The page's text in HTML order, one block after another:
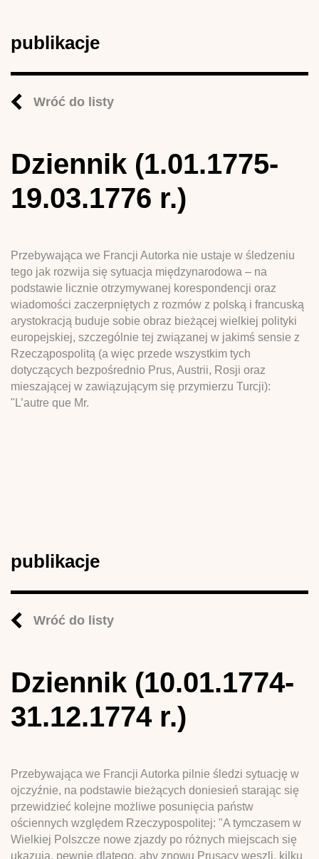
publikacje
Wróć do listy
Dziennik (1.01.1775-
19.03.1776 r.)
Przebywająca we Francji Autorka nie ustaje w śledzeniu
tego jak rozwija się sytuacja międzynarodowa – na
podstawie licznie otrzymywanej korespondencji oraz
wiadomości zaczerpniętych z rozmów z polską i francuską
arystokracją buduje sobie obraz bieżącej wielkiej polityki
europejskiej, szczególnie tej związanej w jakimś sensie z
Rzecząpospolitą (a więc przede wszystkim tych
dotyczących bezpośrednio Prus, Austrii, Rosji oraz
mieszającej w zawiązującym się przymierzu Turcji):
"L’autre que Mr.
publikacje
Wróć do listy
Dziennik (10.01.1774-
31.12.1774 r.)
Przebywająca we Francji Autorka pilnie śledzi sytuację w
ojczyźnie, na podstawie bieżących doniesień starając się
przewidzieć kolejne możliwe posunięcia państw
ościennych względem Rzeczypospolitej: "A tymczasem w
Wielkiej Polszcze nowe zjazdy po różnych miejscach się
ukazuią, pewnie dlatego, aby znowu Prusacy weszli, kilku